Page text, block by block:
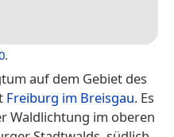
.
auf dem Gebiet des
Freiburg im Breisgau. Es
Waldlichtung im oberen